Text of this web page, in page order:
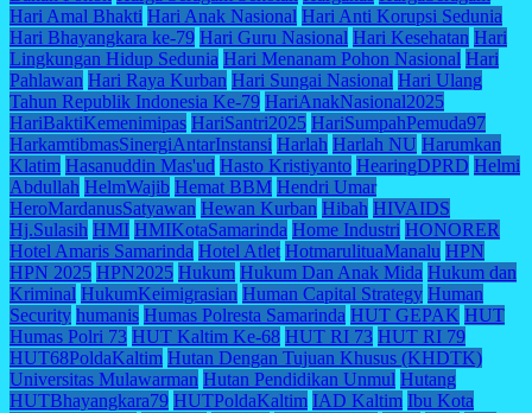
Hari Amal Bhakti Hari Anak Nasional Hari Anti Korupsi Sedunia
Hari Bhayangkara ke-79 Hari Guru Nasional Hari Kesehatan Hari
Lingkungan Hidup Sedunia Hari Menanam Pohon Nasional Hari
Pahlawan Hari Raya Kurban Hari Sungai Nasional Hari Ulang
Tahun Republik Indonesia Ke-79 HariAnakNasional2025
HariBaktiKemenimipas HariSantri2025 HariSumpahPemuda97
HarkamtibmasSinergiAntarInstansi Harlah Harlah NU Harumkan
Klatim Hasanuddin Mas'ud Hasto Kristiyanto HearingDPRD Helmi
Abdullah HelmWajib Hemat BBM Hendri Umar
HeroMardanusSatyawan Hewan Kurban Hibah HIVAIDS
Hj.Sulasih HMI HMIKotaSamarinda Home Industri HONORER
Hotel Amaris Samarinda Hotel Atlet HotmarulituaManalu HPN
HPN 2025 HPN2025 Hukum Hukum Dan Anak Mida Hukum dan
Kriminal HukumKeimigrasian Human Capital Strategy Human
Security humanis Humas Polresta Samarinda HUT GEPAK HUT
Humas Polri 73 HUT Kaltim Ke-68 HUT RI 73 HUT RI 79
HUT68PoldaKaltim Hutan Dengan Tujuan Khusus (KHDTK)
Universitas Mulawarman Hutan Pendidikan Unmul Hutang
HUTBhayangkara79 HUTPoldaKaltim IAD Kaltim Ibu Kota